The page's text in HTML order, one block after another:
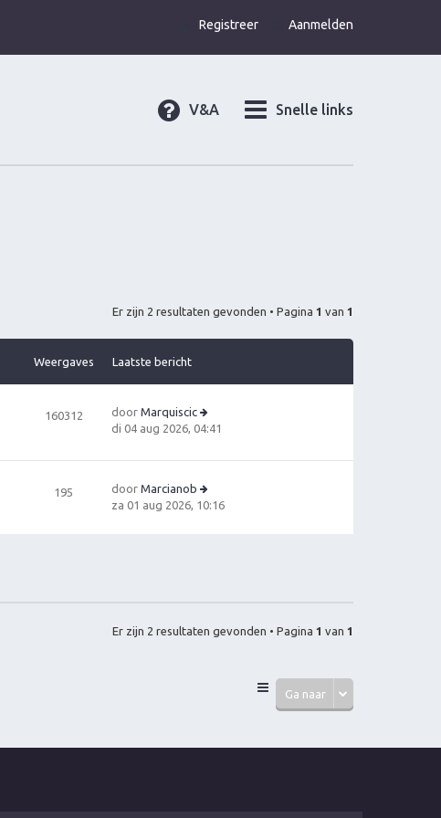
Aanmelden
Registreer
Snelle links
V&A
Er zijn 2 resultaten gevonden • Pagina 1 van 1
Weergaves Laatste bericht
160312 door Marquiscic
B
ki
la
a
di 04 aug 2026, 04:41
195 door Marcianob
B
e
za 01 aug 2026, 10:16
Er zijn 2 resultaten gevonden • Pagina 1 van 1
Ga naar